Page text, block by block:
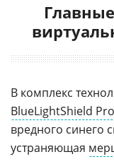
В комплекс
BlueLightShield Pro
вредного синего
устраняющая